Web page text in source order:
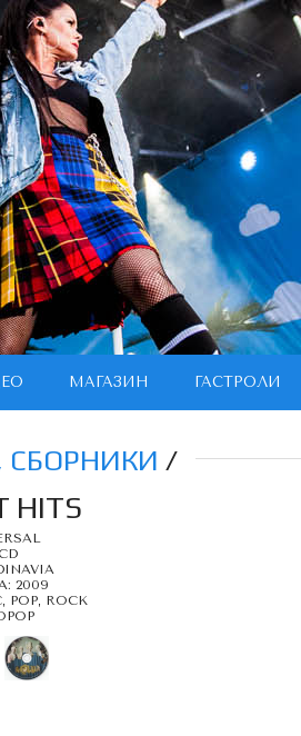
МАГАЗИН ГАСТРОЛИ
/
HITS
2009
ROCK